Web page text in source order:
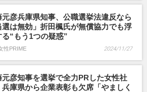
元彦兵庫県知事、公職選挙法違反なら
選は無効」折田楓氏が無償協力でも浮
る“もう1つの疑惑”
性PRIME 2024/11/27
元彦知事を選挙で全力PRした女性社
兵庫県から企業表彰も欠席「やましく